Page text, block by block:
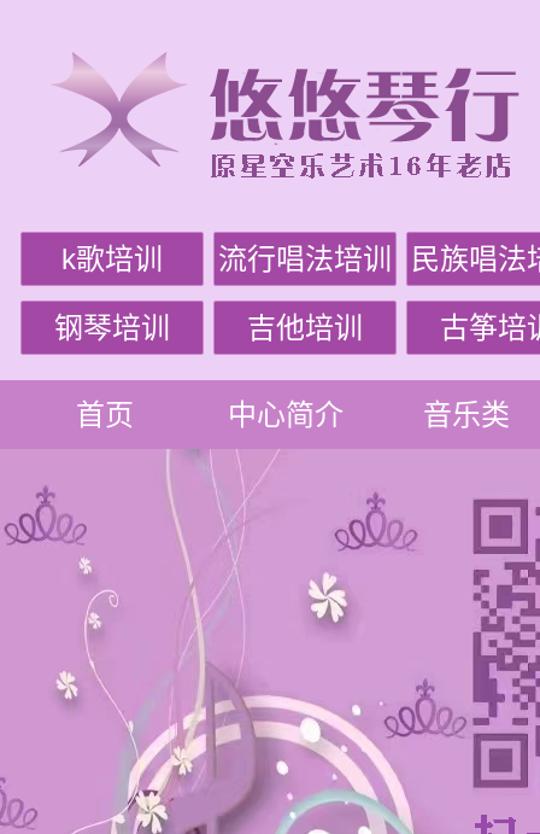
k歌培训 流行唱法培训 民族唱法
钢琴培训 吉他培训 古筝培
首页 中心简介 音乐类